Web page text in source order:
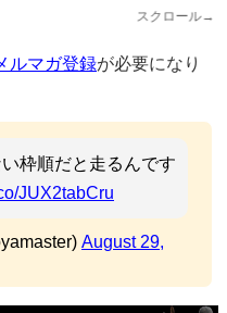
スクロール→
ルマガ登録が必要になり
枠順だと走るんです
JUX2tabCru
August 29,